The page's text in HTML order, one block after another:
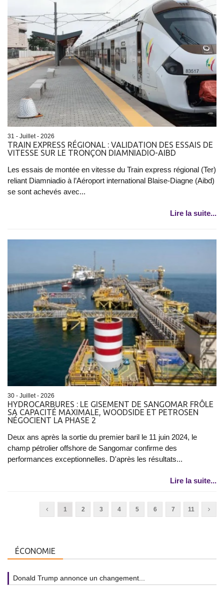
31 - Juillet - 2026
TRAIN EXPRESS RÉGIONAL : VALIDATION DES ESSAIS DE
VITESSE SUR LE TRONÇON DIAMNIADIO-AIBD
Les essais de montée en vitesse du Train express régional (Ter)
reliant Diamniadio à l’Aéroport international Blaise-Diagne (Aibd)
se sont achevés avec...
Lire la suite...
30 - Juillet - 2026
HYDROCARBURES : LE GISEMENT DE SANGOMAR FRÔLE
SA CAPACITÉ MAXIMALE, WOODSIDE ET PETROSEN
NÉGOCIENT LA PHASE 2
Deux ans après la sortie du premier baril le 11 juin 2024, le
champ pétrolier offshore de Sangomar confirme des
performances exceptionnelles. D'après les résultats...
Lire la suite...
1 2 3 4 5 6 7 11
ÉCONOMIE
Donald Trump annonce un changement...